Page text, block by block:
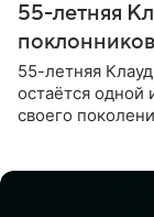
55-летняя
55-летняя
остаётся одной
своего